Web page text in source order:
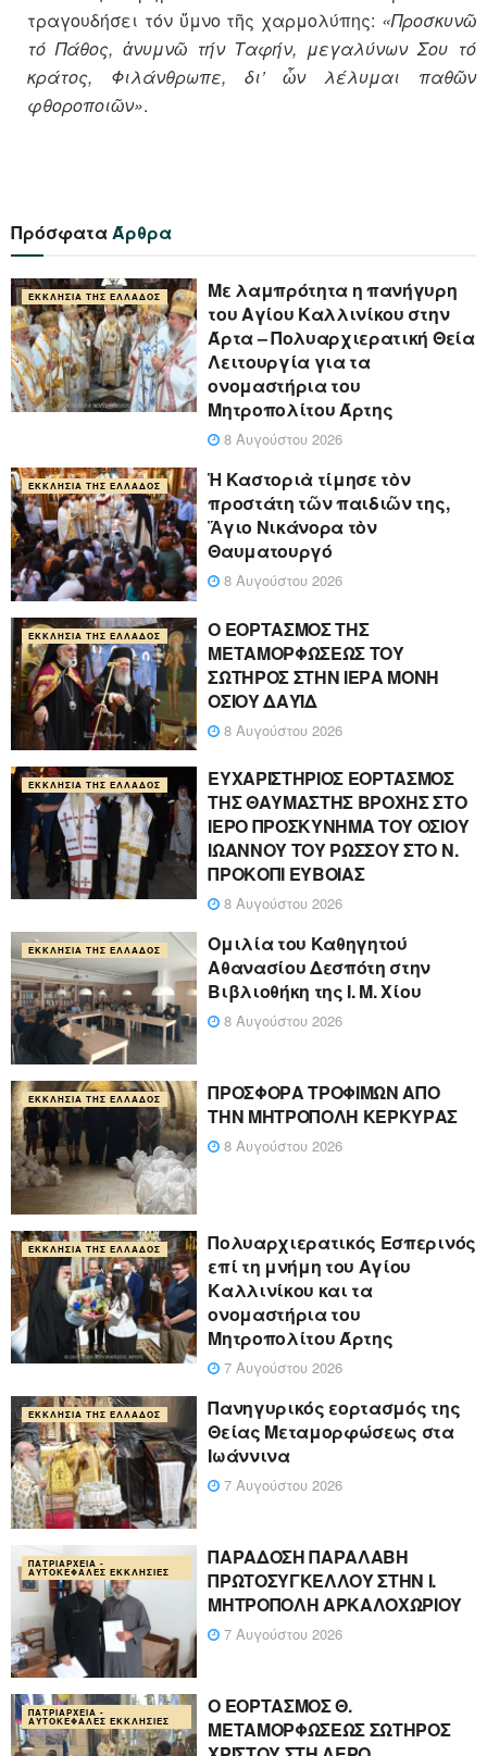
τραγουδήσει τόν ὕμνο τῆς χαρμολύπης: «Προσκυνῶ
τό Πάθος, ἀνυμνῶ τήν Ταφήν, μεγαλύνων Σου τό
κράτος, Φιλάνθρωπε, δι’ ὧν λέλυμαι παθῶν
φθοροποιῶν».
ΠρόσφαταΆρθρα
ΕΚΚΛΗΣΊΑ ΤΗΣ ΕΛΛΆΔΟΣ
Με λαμπρότητα η πανήγυρη
του Αγίου Καλλινίκου στην
Άρτα – Πολυαρχιερατική Θεία
Λειτουργία για τα
ονομαστήρια του
Μητροπολίτου Άρτης
8 Αυγούστου 2026
ΕΚΚΛΗΣΊΑ ΤΗΣ ΕΛΛΆΔΟΣ
Ἡ Καστοριὰ τίμησε τὸν
προστάτη τῶν παιδιῶν της,
Ἅγιο Νικάνορα τὸν
Θαυματουργό
8 Αυγούστου 2026
ΕΚΚΛΗΣΊΑ ΤΗΣ ΕΛΛΆΔΟΣ
Ο ΕΟΡΤΑΣΜΟΣ ΤΗΣ
ΜΕΤΑΜΟΡΦΩΣΕΩΣ ΤΟΥ
ΣΩΤΗΡΟΣ ΣΤΗΝ ΙΕΡΑ ΜΟΝΗ
ΟΣΙΟΥ ΔΑΥΪΔ
8 Αυγούστου 2026
ΕΚΚΛΗΣΊΑ ΤΗΣ ΕΛΛΆΔΟΣ
ΕΥΧΑΡΙΣΤΗΡΙΟΣ ΕΟΡΤΑΣΜΟΣ
ΤΗΣ ΘΑΥΜΑΣΤΗΣ ΒΡΟΧΗΣ ΣΤΟ
ΙΕΡΟ ΠΡΟΣΚΥΝΗΜΑ ΤΟΥ ΟΣΙΟΥ
ΙΩΑΝΝΟΥ ΤΟΥ ΡΩΣΣΟΥ ΣΤΟ Ν.
ΠΡΟΚΟΠΙ ΕΥΒΟΙΑΣ
8 Αυγούστου 2026
ΕΚΚΛΗΣΊΑ ΤΗΣ ΕΛΛΆΔΟΣ
Ομιλία του Καθηγητού
Αθανασίου Δεσπότη στην
Βιβλιοθήκη της Ι. Μ. Χίου
8 Αυγούστου 2026
ΕΚΚΛΗΣΊΑ ΤΗΣ ΕΛΛΆΔΟΣ
ΠΡΟΣΦΟΡΑ ΤΡΟΦΙΜΩΝ ΑΠΟ
ΤΗΝ ΜΗΤΡΟΠΟΛΗ ΚΕΡΚΥΡΑΣ
8 Αυγούστου 2026
ΕΚΚΛΗΣΊΑ ΤΗΣ ΕΛΛΆΔΟΣ
Πολυαρχιερατικός Εσπερινός
επί τη μνήμη του Αγίου
Καλλινίκου και τα
ονομαστήρια του
Μητροπολίτου Άρτης
7 Αυγούστου 2026
ΕΚΚΛΗΣΊΑ ΤΗΣ ΕΛΛΆΔΟΣ
Πανηγυρικός εορτασμός της
Θείας Μεταμορφώσεως στα
Ιωάννινα
7 Αυγούστου 2026
ΠΑΤΡΙΑΡΧΕΊΑ -
ΑΥΤΟΚΈΦΑΛΕΣ ΕΚΚΛΗΣΊΕΣ
ΠΑΡΑΔΟΣΗ ΠΑΡΑΛΑΒΗ
ΠΡΩΤΟΣΥΓΚΕΛΛΟΥ ΣΤΗΝ Ι.
ΜΗΤΡΟΠΟΛΗ ΑΡΚΑΛΟΧΩΡΙΟΥ
7 Αυγούστου 2026
ΠΑΤΡΙΑΡΧΕΊΑ -
ΑΥΤΟΚΈΦΑΛΕΣ ΕΚΚΛΗΣΊΕΣ
Ο ΕΟΡΤΑΣΜΟΣ Θ.
ΜΕΤΑΜΟΡΦΩΣΕΩΣ ΣΩΤΗΡΟΣ